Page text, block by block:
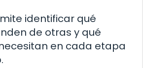
identificar qué
de otras y qué
en cada etapa